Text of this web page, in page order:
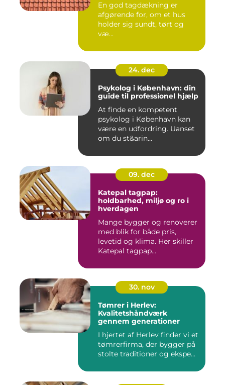
En god tagdækning er
afgørende for, om et hus
holder sig sundt, tørt og
væ...
24. dec
Psykolog i København: din
guide til professionel hjælp
At finde en kompetent
psykolog i København kan
være en udfordring. Uanset
om du st&arin...
09. dec
Katepal tagpap:
holdbarhed, miljø og ro i
hverdagen
Mange bygger og renoverer
med blik for både pris,
levetid og klima. Her skiller
Katepal tagpap...
30. nov
Tømrer i Herlev:
Kvalitetshåndværk
gennem generationer
I hjertet af Herlev finder vi et
tømrerfirma, der bygger på
stolte traditioner og ekspe...